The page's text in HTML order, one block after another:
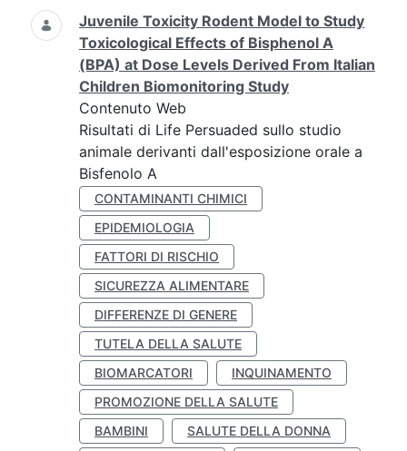
Juvenile Toxicity Rodent Model to Study
Toxicological Effects of Bisphenol A
(BPA) at Dose Levels Derived From Italian
Children Biomonitoring Study
Contenuto Web
Risultati di Life Persuaded sullo studio
animale derivanti dall'esposizione orale a
Bisfenolo A
CONTAMINANTI CHIMICI
EPIDEMIOLOGIA
FATTORI DI RISCHIO
SICUREZZA ALIMENTARE
DIFFERENZE DI GENERE
TUTELA DELLA SALUTE
BIOMARCATORI
INQUINAMENTO
PROMOZIONE DELLA SALUTE
BAMBINI
SALUTE DELLA DONNA